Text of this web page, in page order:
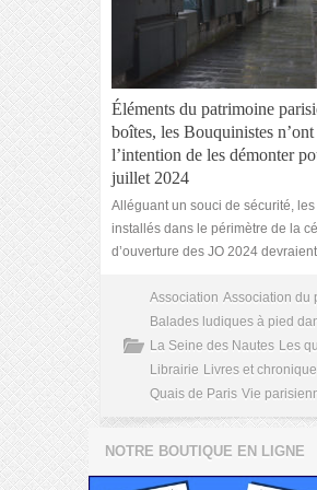
Éléments du patrimoine
boîtes, les Bouquinistes n’ont
l’intention de les démonter
juillet 2024
Alléguant un souci de sécurité,
installés dans le périmètre de la
d’ouverture des JO 2024
Association Association du
Balades ludiques à pied
La Seine des Nautes Les
Librairie Livres et
Quais de Paris Vie
NOTRE BOUTIQUE EN LIGNE